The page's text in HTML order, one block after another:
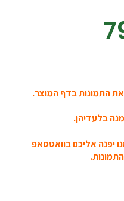
התמונות בדף המוצר.
בלעדיהן.
יפנה אליכם בוואטסאפ